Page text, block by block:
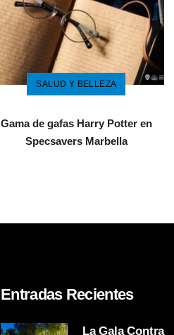
SALUD Y BELLEZA
Gama de gafas Harry Potter en
Specsavers Marbella
Entradas Recientes
La Gala Contra